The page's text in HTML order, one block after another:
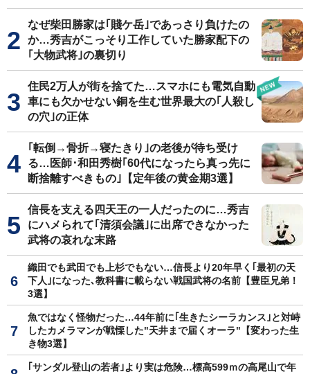
なぜ柴田勝家は｢賤ケ岳｣であっさり負けたの
か…秀吉がこっそり工作していた勝家配下の
｢大物武将｣の裏切り
住民2万人が街を捨てた…スマホにも電気自動
車にも欠かせない銅を生む世界最大の｢人殺し
の穴｣の正体
｢転倒→骨折→寝たきり｣の老後が待ち受け
る…医師･和田秀樹｢60代になったら真っ先に
断捨離すべきもの｣【定年後の黄金期3選】
信長を支える四天王の一人だったのに…秀吉
にハメられて｢清須会議｣に出席できなかった
武将の哀れな末路
織田でも武田でも上杉でもない…信長より20年早く｢最初の天
下人｣になった､教科書に載らない戦国武将の名前【豊臣兄弟！
3選】
魚ではなく怪物だった…44年前に｢生きたシーラカンス｣と対峙
したカメラマンが戦慄した"天井まで届くオーラ"【変わった生
き物3選】
｢サンダル登山の若者｣より実は危険…標高599ｍの高尾山で年